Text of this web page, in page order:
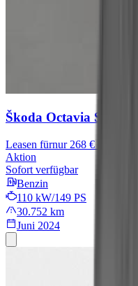
Škoda Octavia Selection
Leasen fürnur 268 € mtl.
Aktion
Sofort verfügbar
Benzin
110 kW/149 PS
30.752 km
Juni 2024